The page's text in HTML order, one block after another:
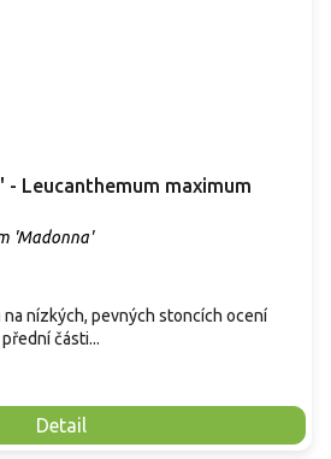
- Leucanthemum maximum
'Madonna'
Detail
nízkých, pevných stoncích ocení
části...